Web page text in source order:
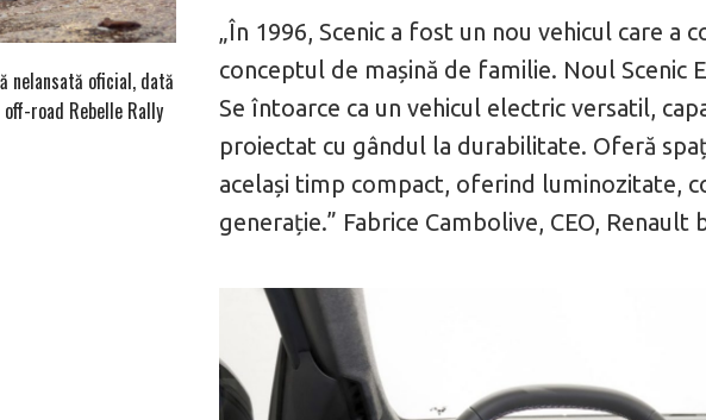
„În 1996, Scenic a fost un nou vehicul care a
conceptul de mașină de familie. Noul Scenic
Se întoarce ca un vehicul electric versatil,
proiectat cu gândul la durabilitate. Oferă
același timp compact, oferind luminozitate,
generație.” Fabrice Cambolive, CEO, Renault
nelansată oficial, dată
road Rebelle Rally
Pentru cine știe ceva avioane, numele Hennessey
Blackbird va suna ca un apropo. Unul pertinent, de
Prima sportivă
de noua ediție
60° Hommage